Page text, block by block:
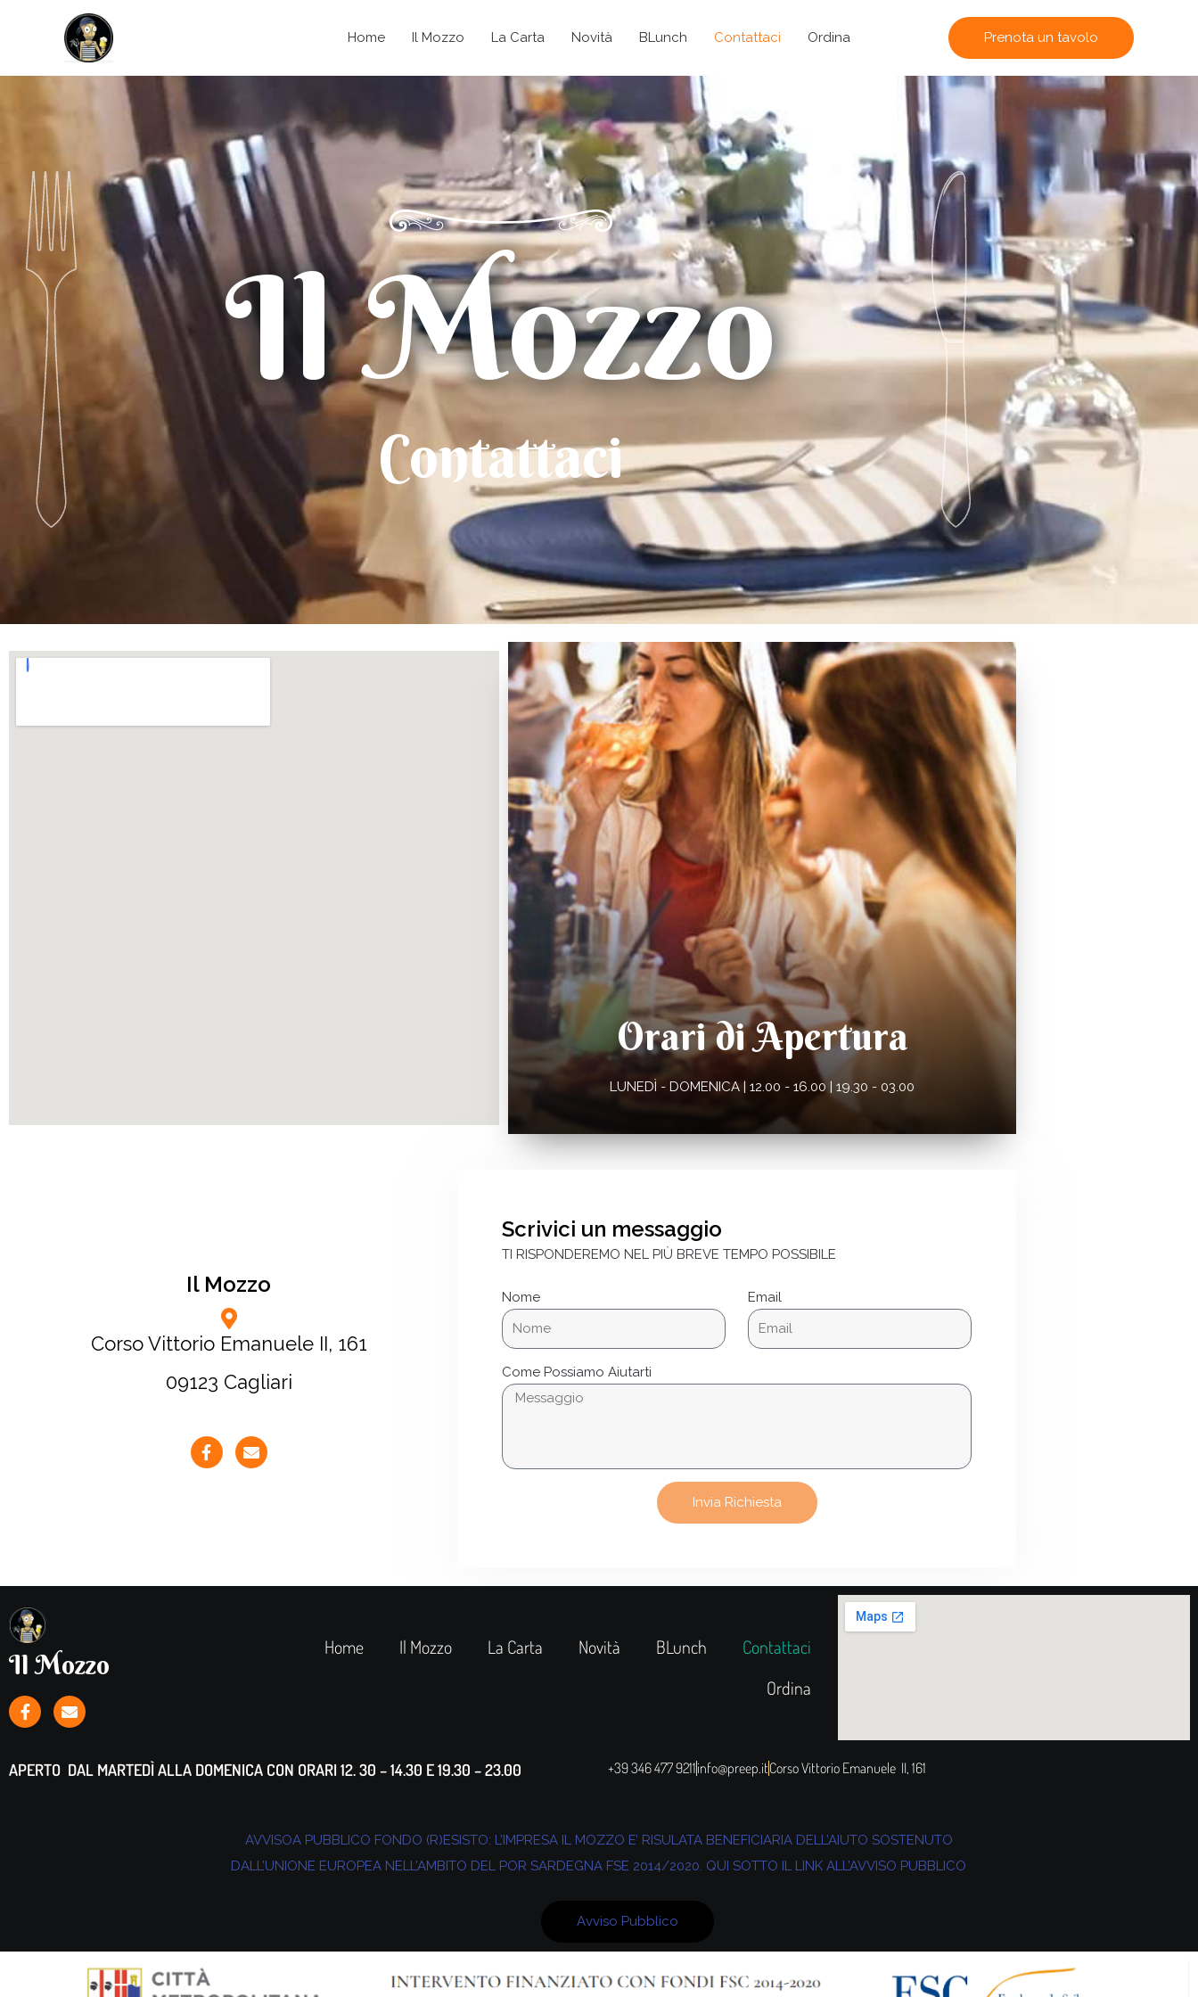
Home Il Mozzo La Carta Novità BLunch Contattaci Ordina Prenota un tavolo
Il Mozzo
Contattaci
Orari di Apertura
LUNEDÌ - DOMENICA | 12.00 - 16.00 | 19.30 - 03.00
Il Mozzo
Corso Vittorio Emanuele II, 161
09123 Cagliari
Scrivici un messaggio
TI RISPONDEREMO NEL PIÙ BREVE TEMPO POSSIBILE
Nome Email
Come Possiamo Aiutarti
Invia Richiesta
Il Mozzo
Home Il Mozzo La Carta Novità BLunch
Contattaci
Ordina
APERTO DAL MARTEDÌ ALLA DOMENICA CON ORARI 12. 30 – 14.30 E 19.30 – 23.00 +39 346 477 9211info@preep.itCorso Vittorio Emanuele II, 161
AVVISOA PUBBLICO FONDO (R)ESISTO: L’IMPRESA IL MOZZO E’ RISULATA BENEFICIARIA DELL’AIUTO SOSTENUTO
DALL’UNIONE EUROPEA NELL’AMBITO DEL POR SARDEGNA FSE 2014/2020. QUI SOTTO IL LINK ALL’AVVISO PUBBLICO
Avviso Pubblico